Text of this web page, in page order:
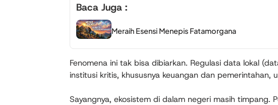
Baca Juga :
Meraih Esensi Menepis Fatamorgana
Fenomena ini tak bisa dibiarkan. Regulasi data lokal
institusi kritis, khususnya keuangan dan pemerintahan,
Sayangnya, ekosistem di dalam negeri masih timpang.